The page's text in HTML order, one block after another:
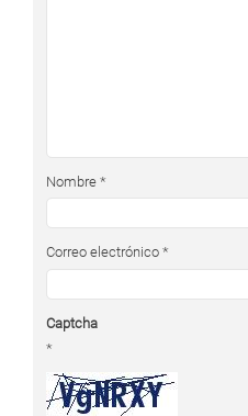
Nombre *
Correo electrónico *
Captcha
*